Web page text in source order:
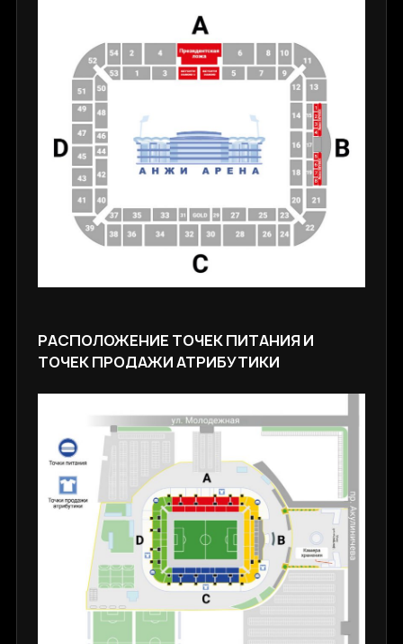
РАСПОЛОЖЕНИЕ ТОЧЕК ПИТАНИЯ И
ТОЧЕК ПРОДАЖИ АТРИБУТИКИ